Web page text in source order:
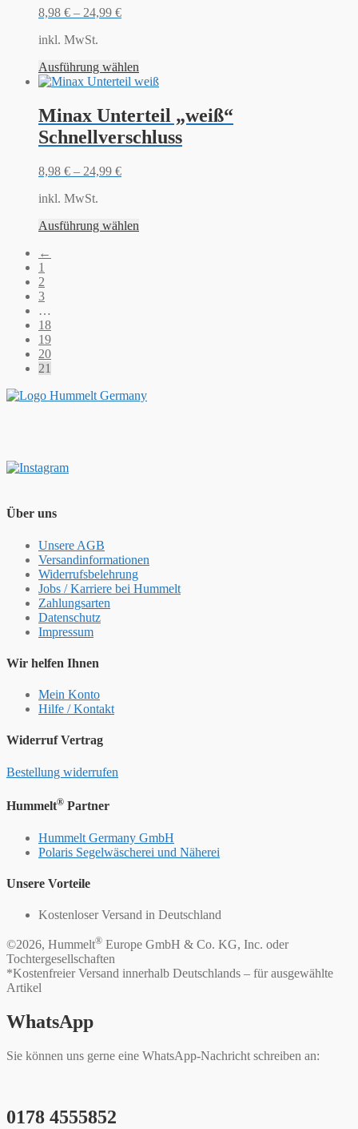
8,98 € – 24,99 €
inkl. MwSt.
Ausführung wählen
Minax Unterteil „weiß“
Schnellverschluss
8,98 € – 24,99 €
inkl. MwSt.
Ausführung wählen
←
1
2
3
…
18
19
20
21
Über uns
Unsere AGB
Versandinformationen
Widerrufsbelehrung
Jobs / Karriere bei Hummelt
Zahlungsarten
Datenschutz
Impressum
Wir helfen Ihnen
Mein Konto
Hilfe / Kontakt
Widerruf Vertrag
Bestellung widerrufen
Hummelt® Partner
Hummelt Germany GmbH
Polaris Segelwäscherei und Näherei
Unsere Vorteile
Kostenloser Versand in Deutschland
©2026, Hummelt® Europe GmbH & Co. KG, Inc. oder
Tochtergesellschaften
*Kostenfreier Versand innerhalb Deutschlands – für ausgewählte
Artikel
WhatsApp
Sie können uns gerne eine WhatsApp-Nachricht schreiben an:
0178 4555852